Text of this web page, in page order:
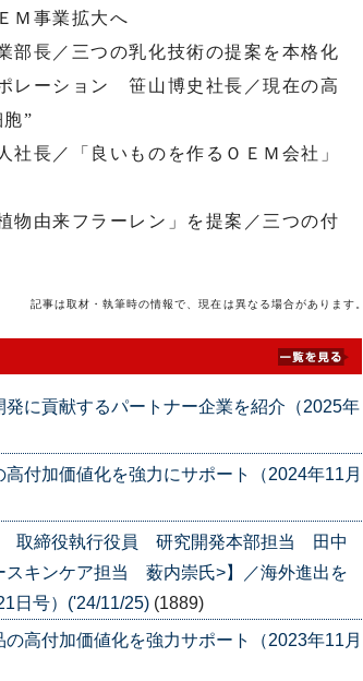
Ｍ事業拡大へ
長／三つの乳化技術の提案を本格化
レーション 笹山博史社長／現在の高
”
長／「良いものを作るＯＥＭ会社」
物由来フラーレン」を提案／三つの付
記事は取材・執筆時の情報で、現在は異なる場合があります。
に貢献するパートナー企業を紹介（2025年
付加価値化を強力にサポート（2024年11月
取締役執行役員 研究開発本部担当 田中
キンケア担当 薮内崇氏>】／海外進出を
日号）('24/11/25) (1889)
高付加価値化を強力サポート（2023年11月